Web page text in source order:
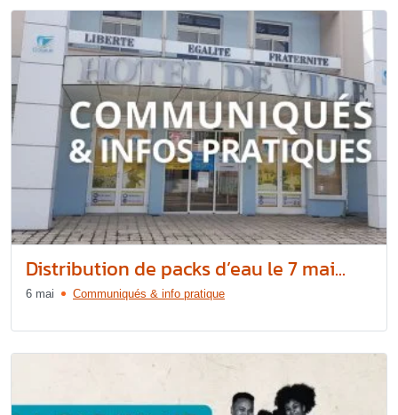
Distribution de packs d’eau le 7 mai...
6 mai Communiqués & info pratique